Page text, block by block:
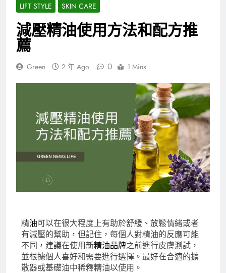
LIFT STYLE SKIN CARE
減壓精油使用方法和配方推
薦
Green 2 年 Ago 0 1 Mins
精油可以在很大程度上有助於舒緩、放鬆情緒或者
有減壓的幫助，但記住，每個人對精油的反應可能
不同，建議在使用新精油品牌之前進行皮膚測試，
並根據個人喜好和需要進行選擇。最好在合適的擴
散器或基礎油中稀釋精油以使用。